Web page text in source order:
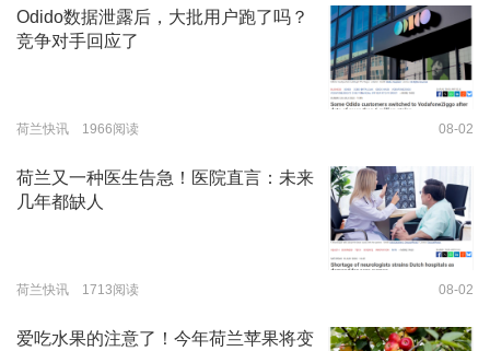
Odido数据泄露后，大批用户跑了吗？
竞争对手回应了
荷兰快讯 1966阅读 08-02
荷兰又一种医生告急！医院直言：未来
几年都缺人
荷兰快讯 1713阅读 08-02
爱吃水果的注意了！今年荷兰苹果将变